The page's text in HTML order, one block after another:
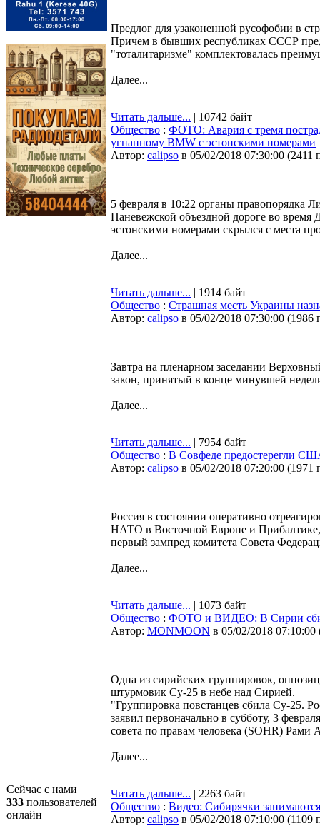
Сейчас с нами
333 пользователей
онлайн
Предлог для узаконенной русофобии в
Причем в бывших республиках СССР
"тоталитаризме" комплектовалась
Далее...
Читать дальше... | 10742 байт
Общество : ФОТО: Авария с тремя
угнанному BMW с эстонскими номерами
Автор: calipso в 05/02/2018 07:30:00 (2411
5 февраля в 10:22 органы правопорядка
Паневежской объездной дороге во
эстонскими номерами скрылся с места
Далее...
Читать дальше... | 1914 байт
Общество : Страшная месть Украины
Автор: calipso в 05/02/2018 07:30:00 (1986
Завтра на пленарном заседании
закон, принятый в конце минувшей
Далее...
Читать дальше... | 7954 байт
Общество : В Совфеде предостерегли
Автор: calipso в 05/02/2018 07:20:00 (1971
Россия в состоянии оперативно
НАТО в Восточной Европе и Прибалтике,
первый зампред комитета Совета
Далее...
Читать дальше... | 1073 байт
Общество : ФОТО и ВИДЕО: В Сирии
Автор: MONMOON в 05/02/2018 07:10:00
Одна из сирийских группировок,
штурмовик Су-25 в небе над Сирией.
"Группировка повстанцев сбила Су-25.
заявил первоначально в субботу, 3
совета по правам человека (SOHR) Рами
Далее...
Читать дальше... | 2263 байт
Общество : Видео: Сибирячки
Автор: calipso в 05/02/2018 07:10:00 (1109